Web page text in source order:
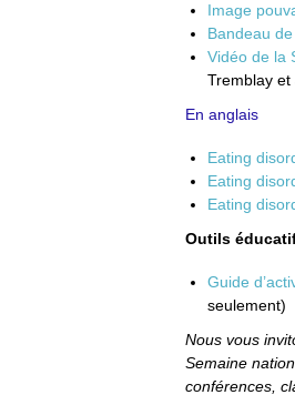
Image
Bandeau
Vidéo de la
Tremblay et
En anglais
Eating
Eating
Eating
Outils
Guide
seulement)
Nous vous
Semaine
conférences,